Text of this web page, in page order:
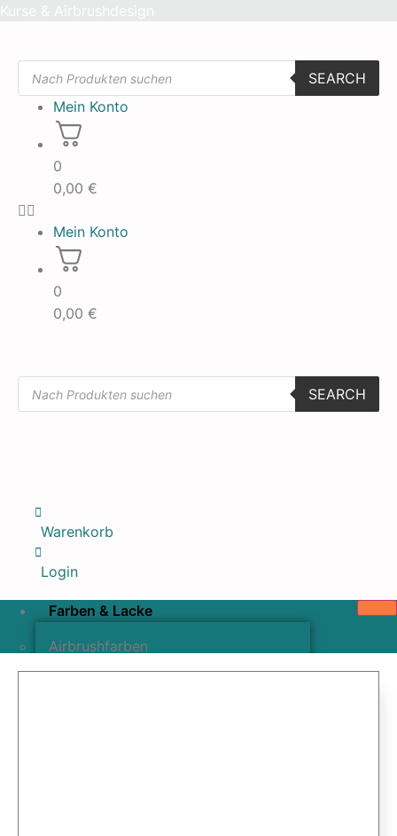
Products
search
SEARCH
Mein Konto
0
0,00 €
Mein Konto
0
0,00 €
Products
search
SEARCH
Warenkorb
Login
Farben & Lacke
Airbrushfarben
Pinselfarben & Farbsätze